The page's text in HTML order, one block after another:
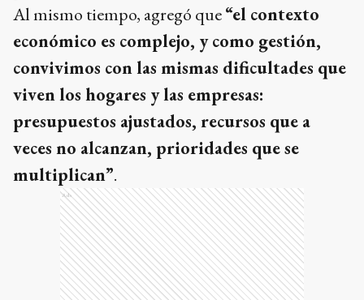
Al mismo tiempo, agregó que“el contexto
económico es complejo, y como gestión,
convivimos con las mismas dificultades que
viven los hogares y las empresas:
presupuestos ajustados, recursos que a
veces no alcanzan, prioridades que se
multiplican”.
Ads